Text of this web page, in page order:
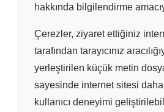
hakkında bilgilendirme
Çerezler, ziyaret ettiğiniz
tarafından tarayıcınız
yerleştirilen küçük metin
sayesinde internet sitesi daha
kullanıcı deneyimi